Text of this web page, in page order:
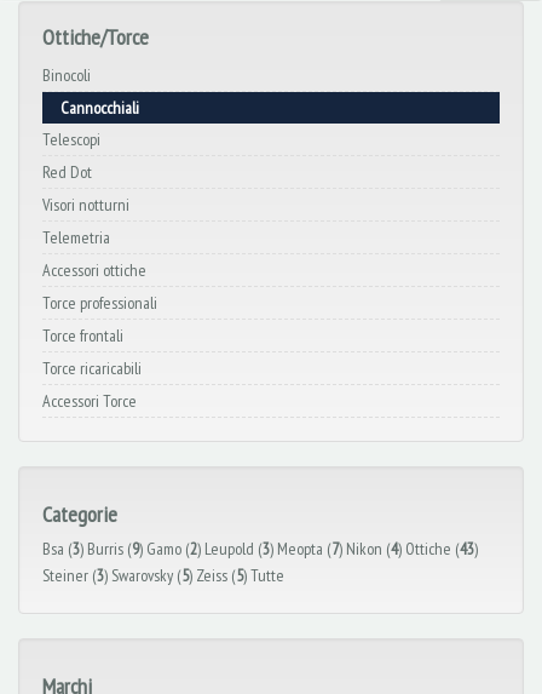
Ottiche/Torce
Binocoli
Cannocchiali
Telescopi
Red Dot
Visori notturni
Telemetria
Accessori ottiche
Torce professionali
Torce frontali
Torce ricaricabili
Accessori Torce
Categorie
Bsa (3) Burris (9) Gamo (2) Leupold (3) Meopta (7) Nikon (4) Ottiche (43)
Steiner (3) Swarovsky (5) Zeiss (5)Tutte
Marchi